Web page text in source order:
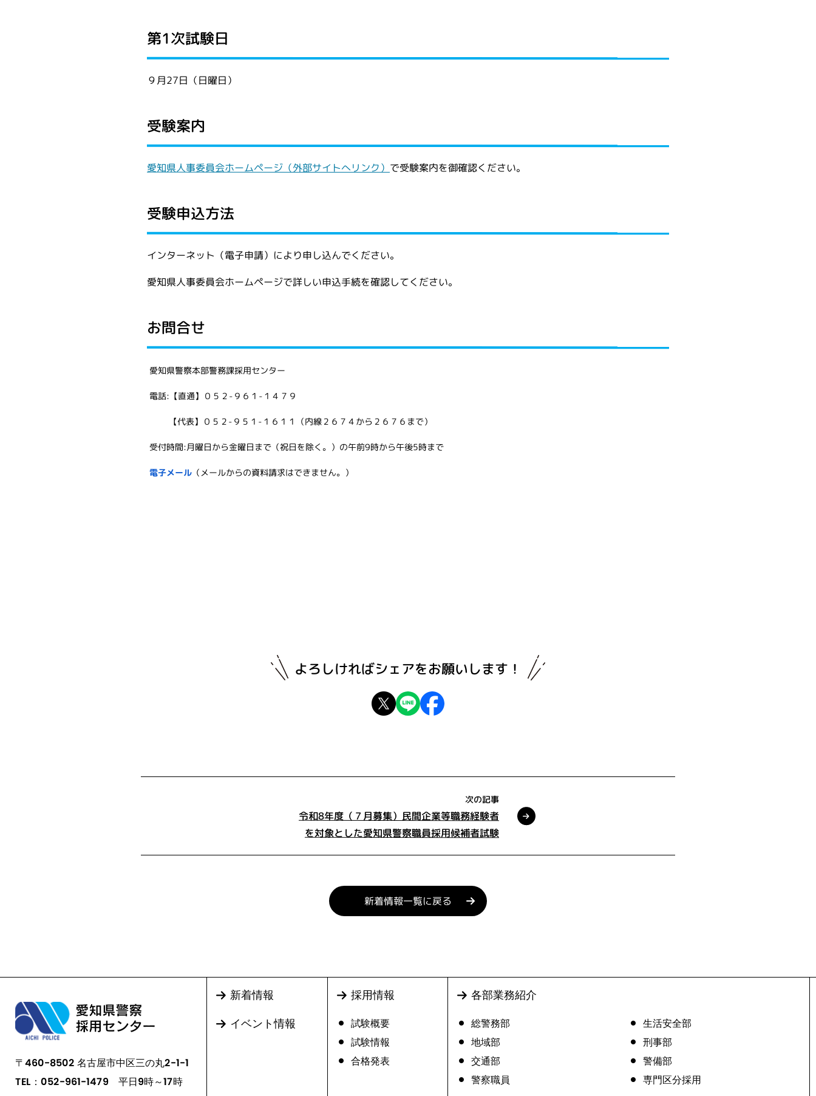
第1次試験日
９月27日（日曜日）
受験案内
愛知県人事委員会ホームページ（外部サイトへリンク） で受験案内を御確認ください。
受験申込方法
インターネット（電子申請）により申し込んでください。
愛知県人事委員会ホームページで詳しい申込手続を確認してください。
お問合せ
愛知県警察本部警務課採用センター
電話:【直通】０５２-９６１-１４７９
【代表】０５２-９５１-１６１１（内線２６７４から２６７６まで）
受付時間:月曜日から金曜日まで（祝日を除く。）の午前9時から午後5時まで
電子メール（メールからの資料請求はできません。）
よろしければシェアをお願いします！
次の記事
令和8年度（７月募集）民間企業等職務経験者
を対象とした愛知県警察職員採用候補者試験
新着情報一覧に戻る
〒460-8502 名古屋市中区三の丸2-1-1
TEL：052-961-1479平日9時～17時
新着情報
イベント情報
採用情報
試験概要
試験情報
合格発表
各部業務紹介
総警務部 生活安全部
地域部
刑事部
交通部
警備部
警察職員 専門区分採用